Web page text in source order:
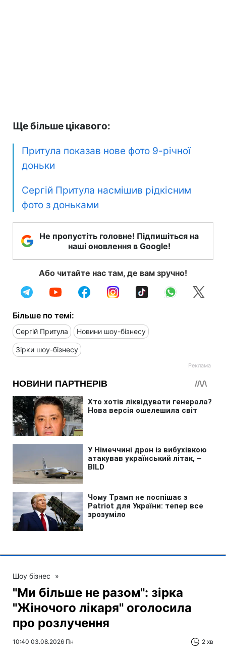
Ще більше цікавого:
Притула показав нове фото 9-річної
доньки
Сергій Притула насмішив рідкісним
фото з доньками
Не пропустіть головне! Підпишіться на
наші оновлення в Google!
Або читайте нас там, де вам зручно!
Більше по темі:
Сергій Притула Новини шоу-бізнесу
Зірки шоу-бізнесу
Шоу бізнес »
"Ми більше не разом": зірка
"Жіночого лікаря" оголосила
про розлучення
10:40 03.08.2026 Пн 2 хв